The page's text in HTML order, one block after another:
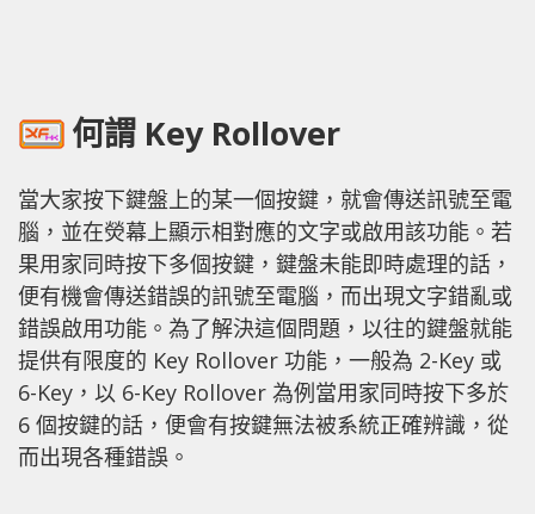
何謂 Key Rollover
當大家按下鍵盤上的某一個按鍵，就會傳送訊號至電
腦，並在熒幕上顯示相對應的文字或啟用該功能。若
果用家同時按下多個按鍵，鍵盤未能即時處理的話，
便有機會傳送錯誤的訊號至電腦，而出現文字錯亂或
錯誤啟用功能。為了解決這個問題，以往的鍵盤就能
提供有限度的 Key Rollover 功能，一般為 2-Key 或
6-Key，以 6-Key Rollover 為例當用家同時按下多於
6 個按鍵的話，便會有按鍵無法被系統正確辨識，從
而出現各種錯誤。